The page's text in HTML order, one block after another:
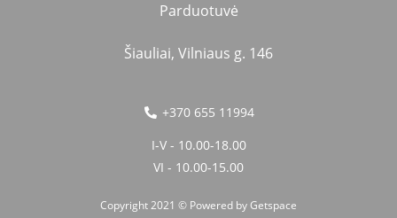
Parduotuvė
Šiauliai, Vilniaus g. 146
+370 655 11994
I-V - 10.00-18.00
VI - 10.00-15.00
Copyright 2021 © Powered byGetspace